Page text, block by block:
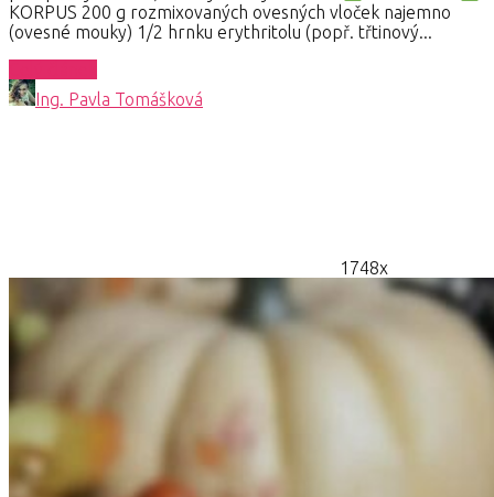
KORPUS 200 g rozmixovaných ovesných vloček najemno
(ovesné mouky) 1/2 hrnku erythritolu (popř. třtinový...
Ing. Pavla Tomášková
1748x